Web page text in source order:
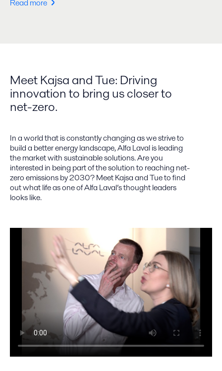
Read more
Meet Kajsa and Tue: Driving
innovation to bring us closer to
net-zero.
In a world that is constantly changing as we strive to
build a better energy landscape, Alfa Laval is leading
the market with sustainable solutions. Are you
interested in being part of the solution to reaching net-
zero emissions by 2030? Meet Kajsa and Tue to find
out what life as one of Alfa Laval’s thought leaders
looks like.